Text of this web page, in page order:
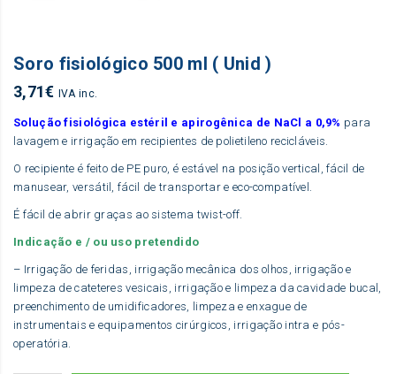
Soro fisiológico 500 ml ( Unid )
3,71€ IVA inc.
Solução fisiológica estéril e apirogênica de NaCl a 0,9% para
lavagem e irrigação em recipientes de polietileno recicláveis.
O recipiente é feito de PE puro, é estável na posição vertical, fácil de
manusear, versátil, fácil de transportar e eco-compatível.
É fácil de abrir graças ao sistema twist-off.
Indicação e / ou uso pretendido
– Irrigação de feridas, irrigação mecânica dos olhos, irrigação e
limpeza de cateteres vesicais, irrigação e limpeza da cavidade bucal,
preenchimento de umidificadores, limpeza e enxague de
instrumentais e equipamentos cirúrgicos, irrigação intra e pós-
operatória.